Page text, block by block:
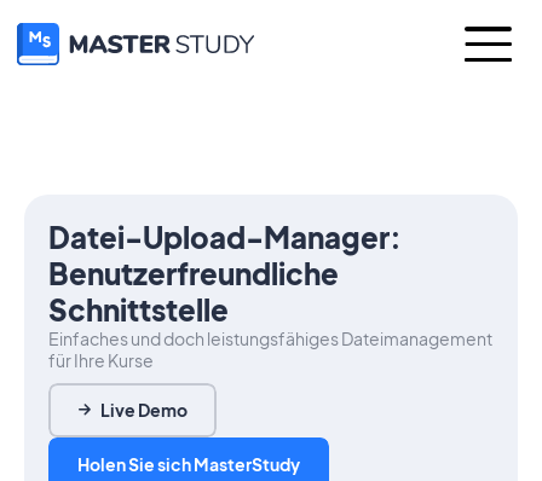
Datei-Upload-Manager:
Benutzerfreundliche
Schnittstelle
Einfaches und doch leistungsfähiges Dateimanagement
für Ihre Kurse
Live Demo
Holen Sie sich MasterStudy